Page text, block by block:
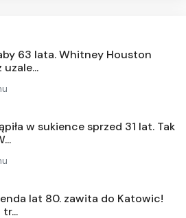
63 lata. Whitney Houston
uzale...
w sukience sprzed 31 lat. Tak
lat 80. zawita do Katowic!